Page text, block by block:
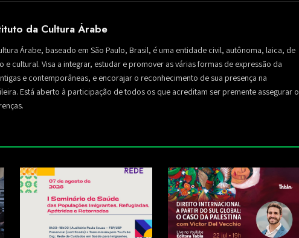
da Cultura Árabe
Árabe, baseado em São Paulo, Brasil, é uma entidade civil, autônoma, laica, de
e cultural. Visa a integrar, estudar e promover as várias formas de expressão da
e contemporâneas, e encorajar o reconhecimento de sua presença na
Está aberto à participação de todos os que acreditam ser premente assegurar o